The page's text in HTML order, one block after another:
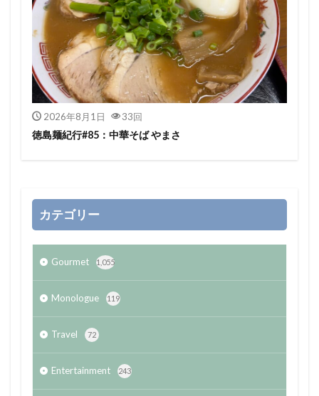
2026年8月1日 33回
徳島麺紀行#85：中華そば やまさ
カテゴリー
Gourmet 1,055
Monologue 119
Travel 72
Entertainment 243